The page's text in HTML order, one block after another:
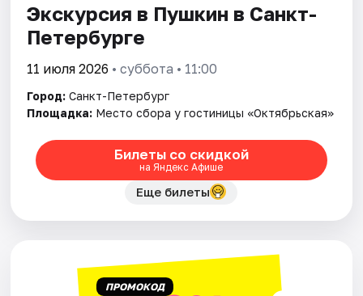
Города
Площадки
Рейтинги
Экскурсия в Пушкин в Санкт-
Петербурге
11 июля 2026 • суббота • 11:00
Город: Санкт-Петербург
Площадка: Место сбора у гостиницы «Октябрьская»
Билеты со скидкой
на Яндекс Афише
Еще билеты
ПРОМОКОД